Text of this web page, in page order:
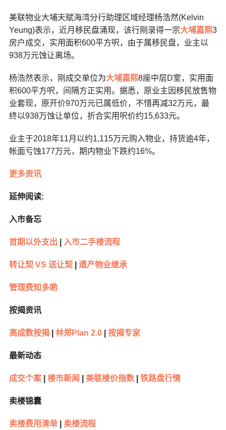
美联物业大埔天赋海湾分行助理区域经理杨浩然(Kelvin
Yeung)表示，近月移民盘涌现，该行刚录得一宗大埔嘉熙3
房户成交，实用面积600平方呎，由于属移民盘，业主以
938万元蚀让离场。
杨浩然表示，刚成交单位为大埔嘉熙8座中层D室，实用面
积600平方呎，间隔方正实用。据悉，原业主因移民放售物
业套现，原开价970万元已属低价，不惜再减32万元，最
终以938万蚀让单位，折合实用呎价约15,633元。
业主于2018年11月以约1,115万元购入物业，持货逾4年，
帐面亏蚀177万元，期内物业下跌约16%。
更多资讯
延伸阅读:
入市备忘
首期以外支出 入市二手楼流程
转让契 VS 送让契 遗产物业继承
管理费知多啲
按揭资讯
高成数按揭| 林郑Plan 2.0| 按揭专家
最新动态
成交个案| 楼市新闻 美联楼价指数| 铁路盘行情
卖楼锦囊
卖楼费用清单| 卖楼流程